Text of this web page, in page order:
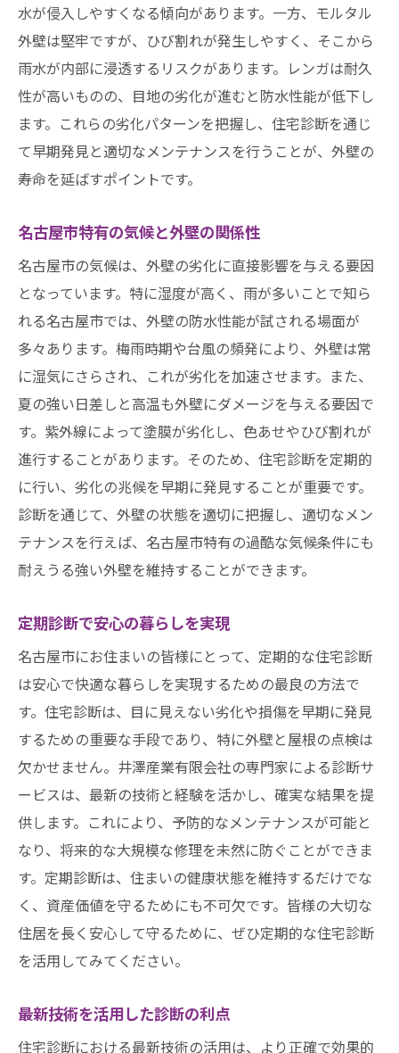
住宅診断から見る外壁素材の選び方
劣化防止策の実践例とその効果
外壁の状態維持に必要なメンテナンス方法
専門家によるアドバイスの活用法
屋根と外壁の寿命を延ばす名古屋市での住宅診
断の活用法
寿命を延ばすための診断結果活用法
名古屋市の気候に対応する診断技術
診断結果を基にしたリフォームの提案
住宅診断の効果を最大限発揮するポイント
劣化を防ぐための診断頻度
名古屋市での住宅診断外壁と屋根の健康を守る
秘訣
住宅診断による外壁と屋根の健康維持
名古屋市の環境に合った診断方法
外壁と屋根の健康状態をチェックする重要
なポイント
診断結果に基づく劣化予防戦略
健康な住まいを維持するための長期的な視
点
水が侵入しやすくなる傾向があります。一方、モルタル
外壁は堅牢ですが、ひび割れが発生しやすく、そこから
雨水が内部に浸透するリスクがあります。レンガは耐久
性が高いものの、目地の劣化が進むと防水性能が低下し
ます。これらの劣化パターンを把握し、住宅診断を通じ
て早期発見と適切なメンテナンスを行うことが、外壁の
寿命を延ばすポイントです。
名古屋市特有の気候と外壁の関係性
名古屋市の気候は、外壁の劣化に直接影響を与える要因
となっています。特に湿度が高く、雨が多いことで知ら
れる名古屋市では、外壁の防水性能が試される場面が
多々あります。梅雨時期や台風の頻発により、外壁は常
に湿気にさらされ、これが劣化を加速させます。また、
夏の強い日差しと高温も外壁にダメージを与える要因で
す。紫外線によって塗膜が劣化し、色あせやひび割れが
進行することがあります。そのため、住宅診断を定期的
に行い、劣化の兆候を早期に発見することが重要です。
診断を通じて、外壁の状態を適切に把握し、適切なメン
テナンスを行えば、名古屋市特有の過酷な気候条件にも
耐えうる強い外壁を維持することができます。
定期診断で安心の暮らしを実現
名古屋市にお住まいの皆様にとって、定期的な住宅診断
は安心で快適な暮らしを実現するための最良の方法で
す。住宅診断は、目に見えない劣化や損傷を早期に発見
するための重要な手段であり、特に外壁と屋根の点検は
欠かせません。井澤産業有限会社の専門家による診断サ
ービスは、最新の技術と経験を活かし、確実な結果を提
供します。これにより、予防的なメンテナンスが可能と
なり、将来的な大規模な修理を未然に防ぐことができま
す。定期診断は、住まいの健康状態を維持するだけでな
く、資産価値を守るためにも不可欠です。皆様の大切な
住居を長く安心して守るために、ぜひ定期的な住宅診断
を活用してみてください。
最新技術を活用した診断の利点
住宅診断における最新技術の活用は、より正確で効果的